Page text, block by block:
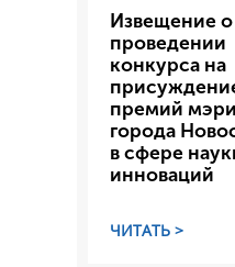
Извещение о
проведении
конкурса на
премий
города
в сфере
инноваций
ЧИТАТЬ >